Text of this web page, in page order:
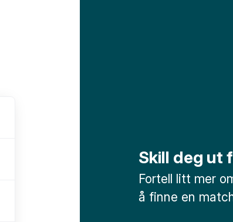
Skill deg ut
Fortell litt mer
å finne en